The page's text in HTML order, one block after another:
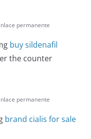
permanente
buy sildenafil
the counter
permanente
brand cialis for sale